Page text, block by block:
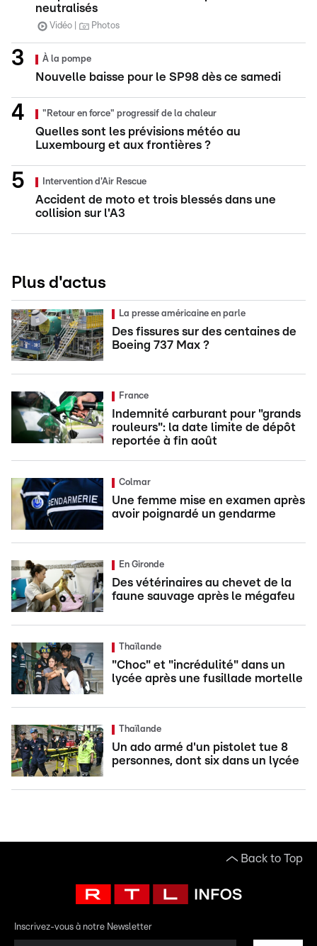
neutralisés
Vidéo Photos
À la pompe
Nouvelle baisse pour le SP98 dès ce samedi
"Retour en force" progressif de la chaleur
Quelles sont les prévisions météo au
Luxembourg et aux frontières ?
Intervention d'Air Rescue
Accident de moto et trois blessés dans une
collision sur l'A3
Plus d'actus
La presse américaine en parle
Des fissures sur des centaines de
Boeing 737 Max ?
France
Indemnité carburant pour "grands
rouleurs": la date limite de dépôt
reportée à fin août
Colmar
Une femme mise en examen après
avoir poignardé un gendarme
En Gironde
Des vétérinaires au chevet de la
faune sauvage après le mégafeu
Thaïlande
"Choc" et "incrédulité" dans un
lycée après une fusillade mortelle
Thaïlande
Un ado armé d'un pistolet tue 8
personnes, dont six dans un lycée
Back to Top
Inscrivez-vous à notre Newsletter